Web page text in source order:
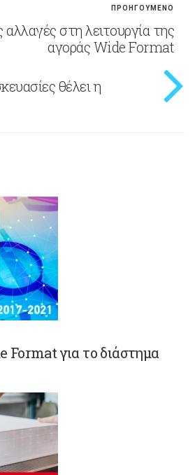
ΠΡΟΗΓΟΥΜΕΝΟ
αλλαγές στη λειτουργία της
αγοράς Wide Format
θέλει η
Format για το διάστημα